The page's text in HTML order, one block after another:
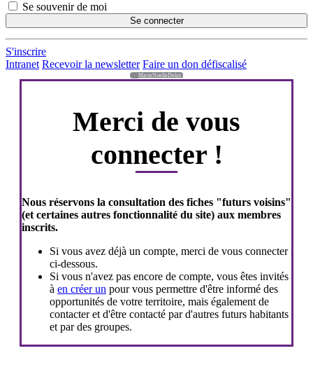
Se souvenir de moi
Se connecter
S'inscrire
Intranet Recevoir la newsletter Faire un don défiscalisé
MarieNoelleDelas
Merci de vous
connecter !
Nous réservons la consultation des fiches "futurs voisins"
(et certaines autres fonctionnalité du site) aux membres
inscrits.
Si vous avez déjà un compte, merci de vous connecter
ci-dessous.
Si vous n'avez pas encore de compte, vous êtes invités
à en créer un pour vous permettre d'être informé des
opportunités de votre territoire, mais également de
contacter et d'être contacté par d'autres futurs habitants
et par des groupes.